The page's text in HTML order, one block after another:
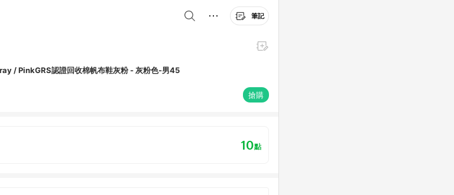
筆記
/ PinkGRS認證回收棉帆布鞋灰粉 - 灰粉色-男45
搶購
10點